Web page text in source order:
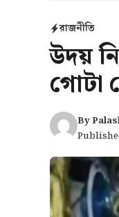
রাজনীতি
উদয়
গোটা
By